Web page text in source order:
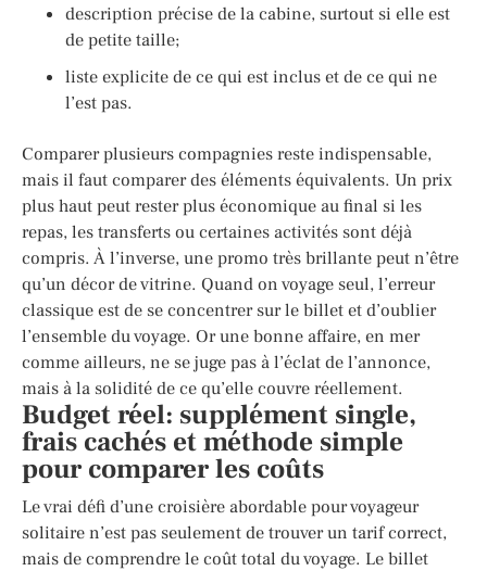
description précise de la cabine, surtout si elle est
de petite taille;
liste explicite de ce qui est inclus et de ce qui ne
l’est pas.
Comparer plusieurs compagnies reste indispensable,
mais il faut comparer des éléments équivalents. Un prix
plus haut peut rester plus économique au final si les
repas, les transferts ou certaines activités sont déjà
compris. À l’inverse, une promo très brillante peut n’être
qu’un décor de vitrine. Quand on voyage seul, l’erreur
classique est de se concentrer sur le billet et d’oublier
l’ensemble du voyage. Or une bonne affaire, en mer
comme ailleurs, ne se juge pas à l’éclat de l’annonce,
mais à la solidité de ce qu’elle couvre réellement.
Budget réel: supplément single,
frais cachés et méthode simple
pour comparer les coûts
Le vrai défi d’une croisière abordable pour voyageur
solitaire n’est pas seulement de trouver un tarif correct,
mais de comprendre le coût total du voyage. Le billet